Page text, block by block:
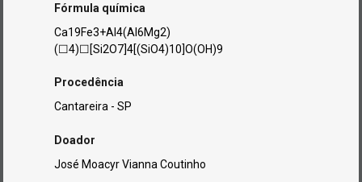
Fórmula química
Ca19Fe3+Al4(Al6Mg2)
(☐4)☐[Si2O7]4[(SiO4)10]O(OH)9
Procedência
Cantareira - SP
Doador
José Moacyr Vianna Coutinho